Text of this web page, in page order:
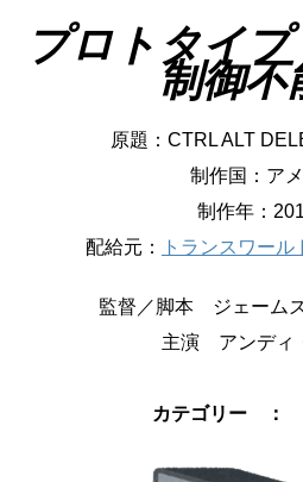
プロトタイ
制御不
原題：CTRL ALT
制作国：ア
制作年：
配給元：
トランスワー
監督／脚本 ジェーム
主演 アンディ
カテゴリー ：